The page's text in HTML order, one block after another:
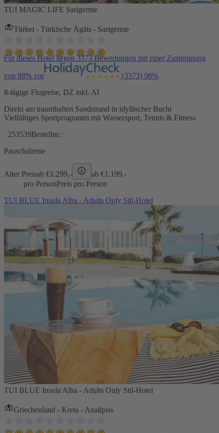
TUI MAGIC LIFE Sarigerme
Türkei - Türkische Ägäis - Sarigerme
Für dieses Hotel liegen 3373 Bewertungen mit einer Zustimmung
von 98% vor (3373) 98%
8-tägige Flugreise, DZ inkl. AI
Direkt am traumhaften Sandstrand in idyllischer Bucht
Vielfältiges Sportprogramm mit Wassersport, Tennis & Fitness
253539Bestellnr.:
Pauschalreise
Alter Preisab €1.299,- ab €1.199,-
pro PersonPreis pro Person
TUI BLUE Insula Alba - Adults Only Stil-Hotel
TUI BLUE Insula Alba - Adults Only Stil-Hotel
Griechenland - Kreta - Analipsis